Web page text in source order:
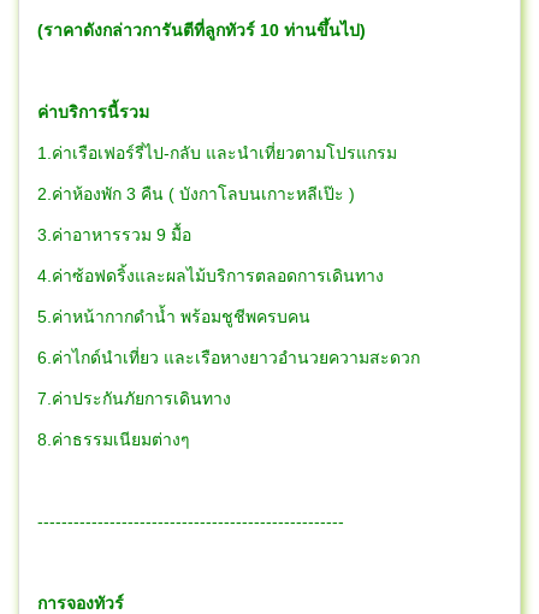
(ราคาดังกล่าวการันตีที่ลูกทัวร์ 10 ท่านขึ้นไป)
ค่าบริการนี้รวม
1.ค่าเรือเฟอร์รี่ไป-กลับ และนำเที่ยวตามโปรแกรม
2.ค่าห้องพัก 3 คืน ( บังกาโลบนเกาะหลีเป๊ะ )
3.ค่าอาหารรวม 9 มื้อ
4.ค่าซ้อฟดริ้งและผลไม้บริการตลอดการเดินทาง
5.ค่าหน้ากากดำน้ำ พร้อมชูชีพครบคน
6.ค่าไกด์นำเที่ยว และเรือหางยาวอำนวยความสะดวก
7.ค่าประกันภัยการเดินทาง
8.ค่าธรรมเนียมต่างๆ
---------------------------------------------------
การจองทัวร์